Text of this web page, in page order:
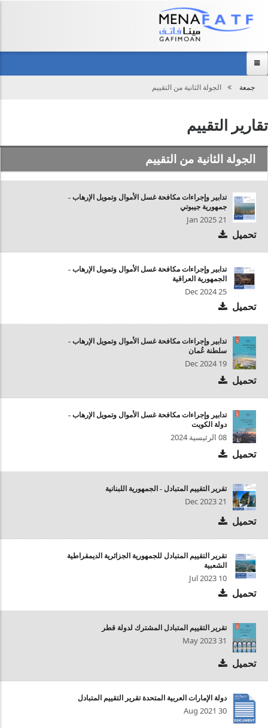
نظرة عامة
تحميل
جمعة الجولة الثانية من التقييم
تقارير التقييم
الجولة الثانية من التقييم
تدابير وإجراءات مكافحة غسل الأموال وتمويل الإرهاب -
جمهوریة جيبوتي
21 Jan 2025
تحميل
تدابير وإجراءات مكافحة غسل الأموال وتمويل الإرهاب -
الجمهوریة العراقية
25 Dec 2024
تحميل
تدابير وإجراءات مكافحة غسل الأموال وتمويل الإرهاب -
سلطنة عُمان
19 Dec 2024
تحميل
تدابير وإجراءات مكافحة غسل الأموال وتمويل الإرهاب -
دولة الكويت
08 الرئيسية 2024
تحميل
تقرير التقييم المتبادل - الجمهورية اللبنانية
21 Dec 2023
تحميل
تقرير التقييم المتبادل للجمهورية الجزائرية الديمقراطية
الشعبية
10 Jul 2023
تحميل
تقرير التقييم المتبادل المشترك لدولة قطر
31 May 2023
تحميل
دولة الإمارات العربية المتحدة تقرير التقييم المتبادل
30 Aug 2021